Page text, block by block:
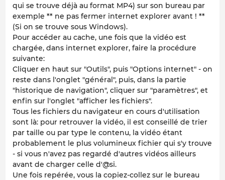
qui se trouve déjà au format MP4) sur son bureau par
exemple ** ne pas fermer internet explorer avant ! **
(Si on se trouve sous Windows).
Pour accéder au cache, une fois que la vidéo est
chargée, dans internet explorer, faire la procédure
suivante:
Cliquer en haut sur "Outils", puis "Options internet" - on
reste dans l'onglet "général", puis, dans la partie
"historique de navigation", cliquer sur "paramètres", et
enfin sur l'onglet "afficher les fichiers".
Tous les fichiers du navigateur en cours d'utilisation
sont là: pour retrouver la vidéo, il est conseillé de trier
par taille ou par type le contenu, la vidéo étant
probablement le plus volumineux fichier qui s'y trouve
- si vous n'avez pas regardé d'autres vidéos ailleurs
avant de charger celle d'@si.
Une fois repérée, vous la copiez-collez sur le bureau